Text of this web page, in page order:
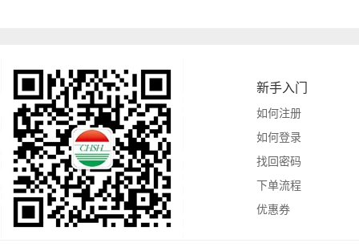
新手入门
如何注册
如何登录
找回密码
下单流程
优惠券